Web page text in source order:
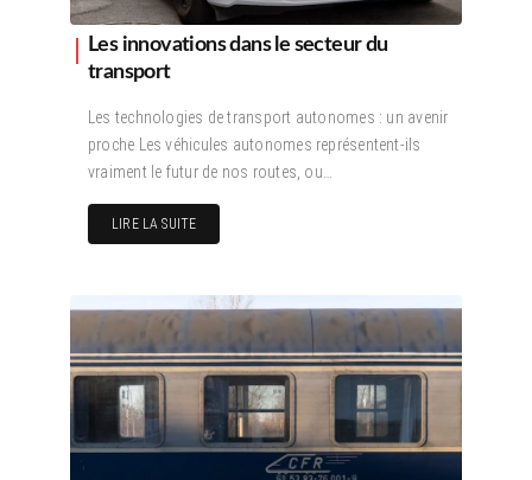
Les innovations dans le secteur du
transport
Les technologies de transport autonomes : un avenir
proche Les véhicules autonomes représentent-ils
vraiment le futur de nos routes, ou…
LIRE LA SUITE